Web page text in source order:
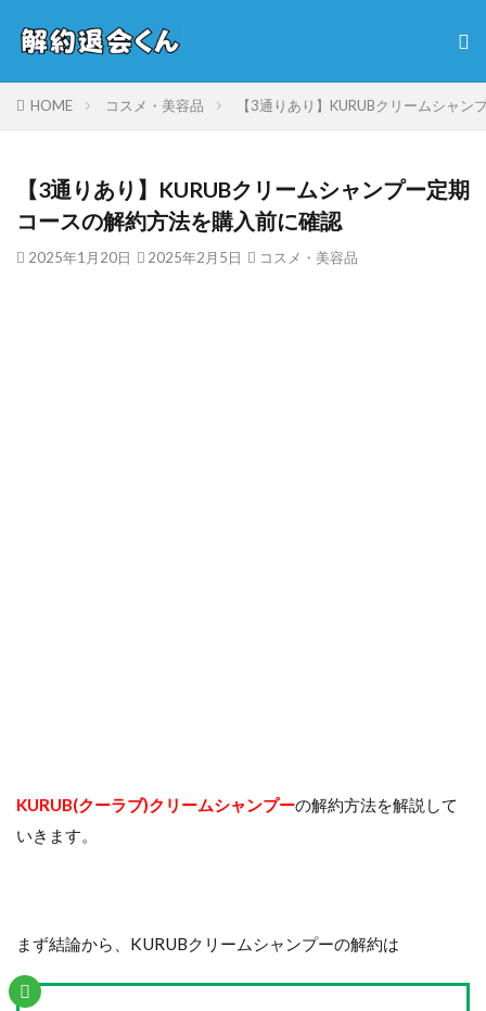
HOME コスメ・美容品 【3通りあり】KURUBクリームシャ
【3通りあり】KURUBクリームシャンプー定期
コースの解約方法を購入前に確認
2025年1月20日 2025年2月5日 コスメ・美容品
KURUB(クーラブ)クリームシャンプーの解約方法を解説して
いきます。
まず結論から、KURUBクリームシャンプーの解約は